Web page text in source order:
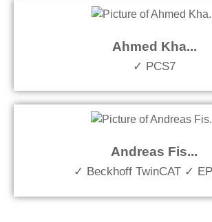
Ahmed Kha...
✓ PCS7
Andreas Fis...
✓ Beckhoff TwinCAT ✓